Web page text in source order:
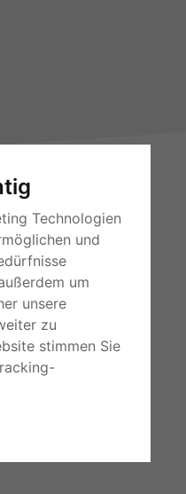
Technologien
und
um
unsere
zu
stimmen Sie